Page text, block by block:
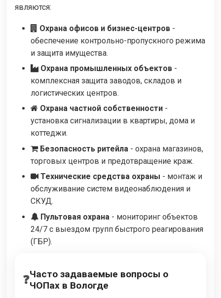
являются:
Охрана офисов и бизнес-центров -
обеспечение контрольно-пропускного режима
и защита имущества.
Охрана промышленных объектов -
комплексная защита заводов, складов и
логистических центров.
Охрана частной собственности -
установка сигнализации в квартиры, дома и
коттеджи.
Безопасность ритейла - охрана магазинов,
торговых центров и предотвращение краж.
Технические средства охраны - монтаж и
обслуживание систем видеонаблюдения и
СКУД.
Пультовая охрана - мониторинг объектов
24/7 с выездом групп быстрого реагирования
(ГБР).
Часто задаваемые вопросы о
ЧОПах в Вологде